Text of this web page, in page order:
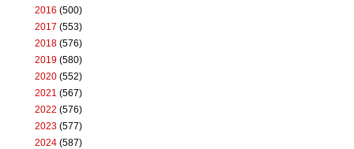
2016 (500)
2017 (553)
2018 (576)
2019 (580)
2020 (552)
2021 (567)
2022 (576)
2023 (577)
2024 (587)